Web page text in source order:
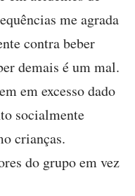
me agrada
contra beber
demais é um mal.
em excesso dado
socialmente
crianças.
do grupo em vez